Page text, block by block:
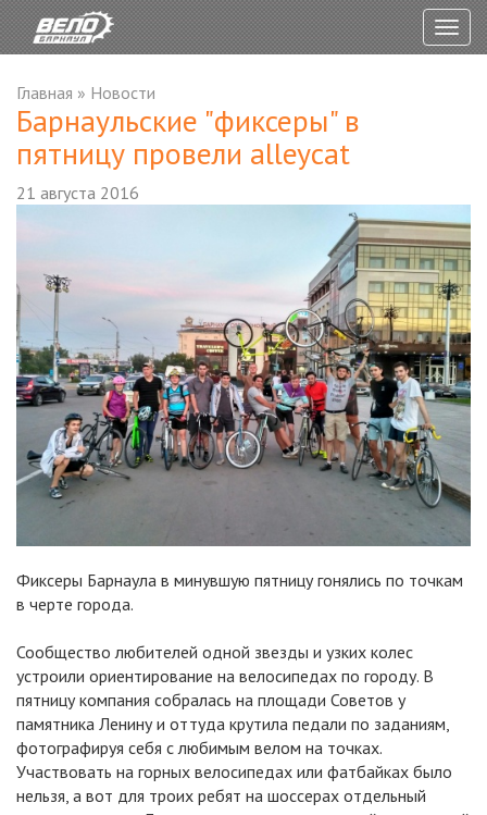
Главная » Новости
Барнаульские "фиксеры" в
пятницу провели alleycat
21 августа 2016
Фиксеры Барнаула в минувшую пятницу гонялись по точкам
в черте города.
Сообщество любителей одной звезды и узких колес
устроили ориентирование на велосипедах по городу. В
пятницу компания собралась на площади Советов у
памятника Ленину и оттуда крутила педали по заданиям,
фотографируя себя с любимым велом на точках.
Участвовать на горных велосипедах или фатбайках было
нельзя, а вот для троих ребят на шоссерах отдельный